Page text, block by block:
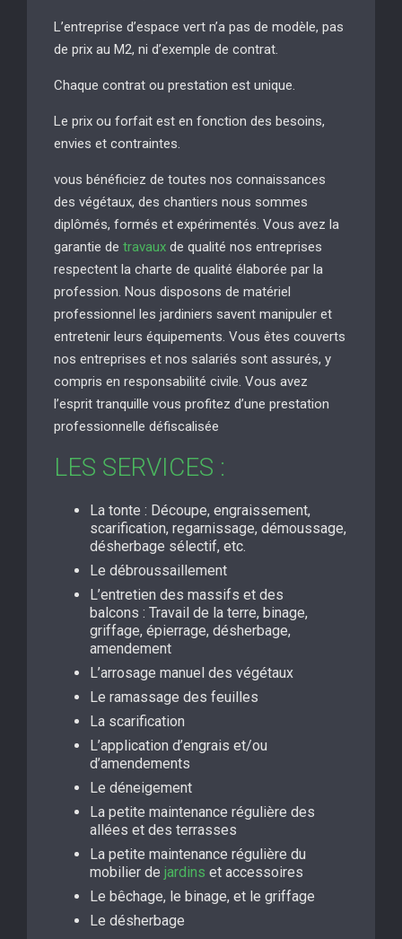
L’entreprise d’espace vert n’a pas de modèle, pas
de prix au M2, ni d’exemple de contrat.
Chaque contrat ou prestation est unique.
Le prix ou forfait est en fonction des besoins,
envies et contraintes.
vous bénéficiez de toutes nos connaissances
des végétaux, des chantiers nous sommes
diplômés, formés et expérimentés. Vous avez la
garantie de travaux de qualité nos entreprises
respectent la charte de qualité élaborée par la
profession. Nous disposons de matériel
professionnel les jardiniers savent manipuler et
entretenir leurs équipements. Vous êtes couverts
nos entreprises et nos salariés sont assurés, y
compris en responsabilité civile. Vous avez
l’esprit tranquille vous profitez d’une prestation
professionnelle défiscalisée
LES SERVICES :
La tonte : Découpe, engraissement,
scarification, regarnissage, démoussage,
désherbage sélectif, etc.
Le débroussaillement
L’entretien des massifs et des
balcons : Travail de la terre, binage,
griffage, épierrage, désherbage,
amendement
L’arrosage manuel des végétaux
Le ramassage des feuilles
La scarification
L’application d’engrais et/ou
d’amendements
Le déneigement
La petite maintenance régulière des
allées et des terrasses
La petite maintenance régulière du
mobilier de jardins et accessoires
Le bêchage, le binage, et le griffage
Le désherbage